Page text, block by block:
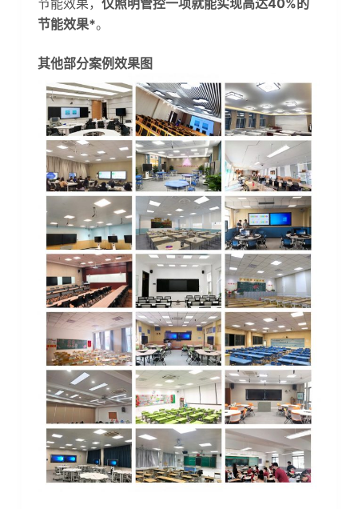
节能效果， 仅照明管控一项就能实现高达40%的
节能效果*。
其他部分案例效果图